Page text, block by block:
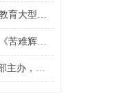
5月30日，金一南出席中原银行党史学习教育大型专题讲座
5月13日下午，金一南莅临碧桂园集团作《苦难辉煌：中国共产党百年逐梦之路》的专题授课
5月7日，·金灿荣出席中共沈阳市委宣传部主办，沈阳出版发行集团、玖伍文化城承办的“灼见·金灿荣《大国来了》主题分享会